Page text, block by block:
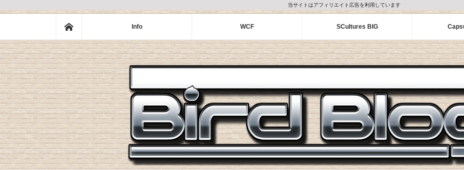
当サイトはアフィリエイト広告を利用しています
Info WCF SCultures BIG